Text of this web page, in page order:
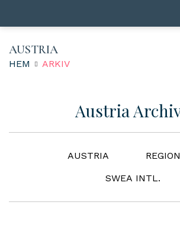
AUSTRIA
HEM ARKIV
Austria
AUSTRIA
SWEA INTL.